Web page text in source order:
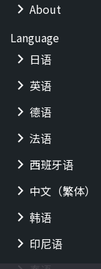
About
Language
日语
英语
德语
法语
西班牙语
中文（繁体）
韩语
印尼语